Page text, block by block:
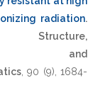
radiation.
Structure,
and
,90 (9),1684-